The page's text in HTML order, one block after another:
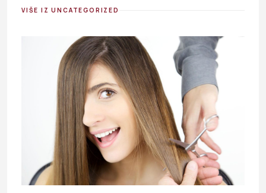
VIŠE IZ UNCATEGORIZED